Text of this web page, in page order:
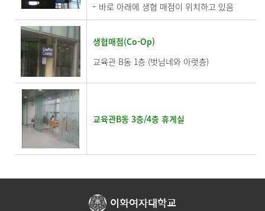
바로 아래에 생협 매점이 위치하고 있음
생협매점(Co-Op)
교육관 B동 1층 (벗님네와 아랫층)
교육관B동 3층/4층 휴게실
이화여자대학교